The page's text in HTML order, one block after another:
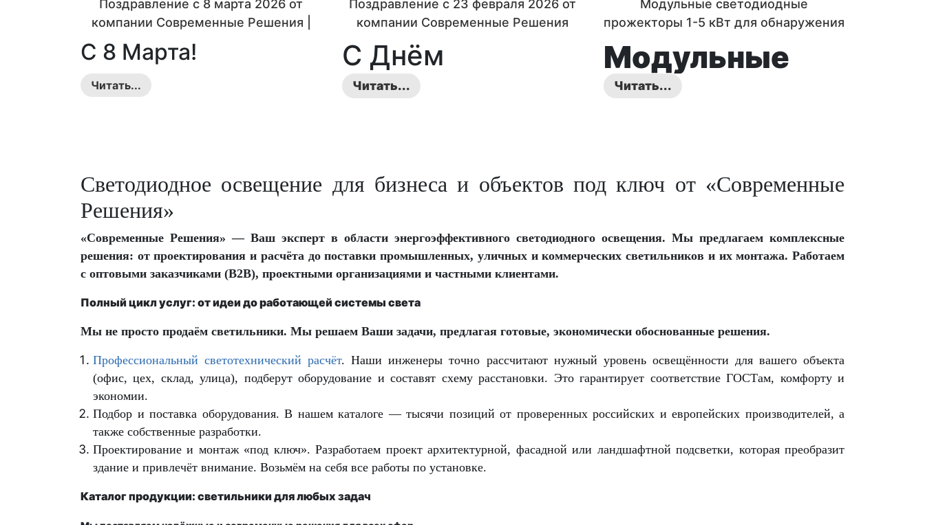
Поздравление с 8 марта 2026 от
компании Современные Решения |
Международный женский день
С 8 Марта!
Читать...
Поздравление с 23 февраля 2026 от
компании Современные Решения
С Днём
защитника
Читать...
Модульные светодиодные
прожекторы 1-5 кВт для обнаружения
Модульные
светодиодные
обнаружения
БПЛА: мощная
подсветка
<...
Читать...
Светодиодное освещение для бизнеса и объектов под ключ от «Современные
Решения»
«Современные Решения»— Ваш эксперт в области энергоэффективного светодиодного освещения. Мы предлагаем комплексные
решения: от проектирования и расчёта до поставки промышленных, уличных и коммерческих светильников и их монтажа. Работаем
с оптовыми заказчиками (B2B), проектными организациями и частными клиентами.
Полный цикл услуг: от идеи до работающей системы света
Мы не просто продаём светильники. Мы решаем Ваши задачи, предлагая готовые, экономически обоснованные решения.
Профессиональный светотехнический расчёт. Наши инженеры точно рассчитают нужный уровень освещённости для вашего объекта
(офис, цех, склад, улица), подберут оборудование и составят схему расстановки. Это гарантирует соответствие ГОСТам, комфорту и
экономии.
Подбор и поставка оборудования. В нашем каталоге — тысячи позиций от проверенных российских и европейских производителей, а
также собственные разработки.
Проектирование и монтаж «под ключ». Разработаем проект архитектурной, фасадной или ландшафтной подсветки, которая преобразит
здание и привлечёт внимание. Возьмём на себя все работы по установке.
Каталог продукции: светильники для любых задач